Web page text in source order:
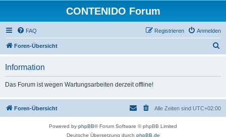
CONTENIDO Forum
FAQ Anmelden
Registrieren
Foren-Übersicht
Information
Das Forum ist wegen Wartungsarbeiten derzeit offline!
Foren-Übersicht Alle Zeiten sind UTC+02:00
Powered by phpBB® Forum Software © phpBB Limited
Deutsche Übersetzung durch phpBB.de